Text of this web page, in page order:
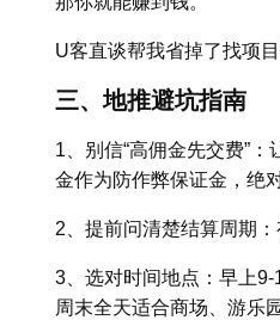
U客直谈帮我省掉了找项
三、地推避坑指南
1、别信“高佣金先交费”
金作为防作弊保证金，绝
2、提前问清楚结算周期
3、选对时间地点：早上
周末全天适合商场、游乐园